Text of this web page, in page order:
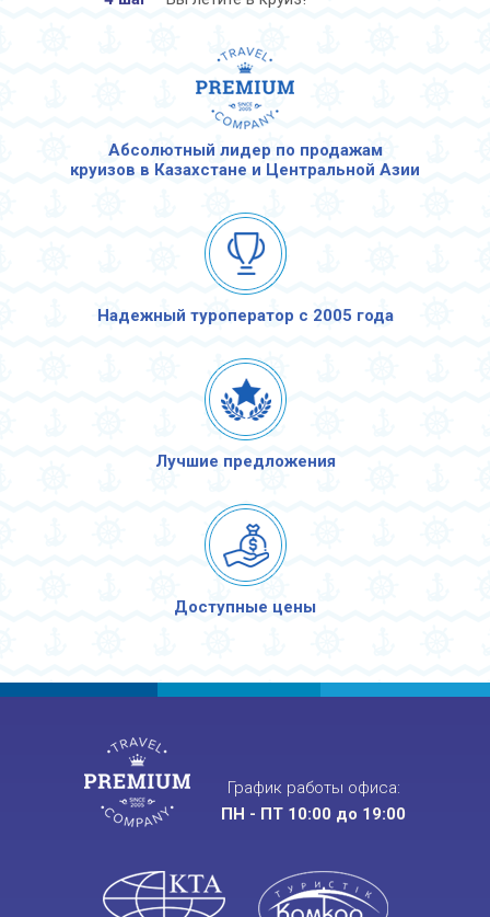
Абсолютный лидер по продажам
круизов в Казахстане и Центральной Азии
Надежный туроператор с 2005 года
Лучшие предложения
Доступные цены
График работы офиса:
ПН - ПТ 10:00 до 19:00